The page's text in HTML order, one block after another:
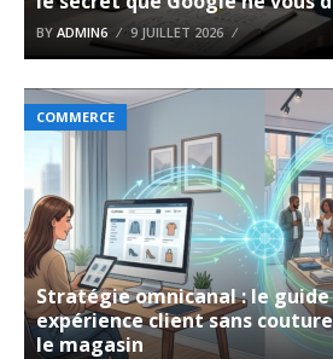
BY ADMIN6 9 JUILLET 2026
COMMERCE
Stratégie omnicanal : le
expérience client sans
le magasin